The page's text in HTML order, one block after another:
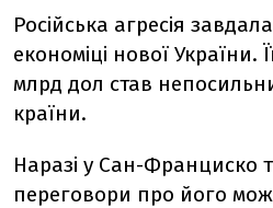
Російська агресія
економіці нової України.
млрд дол став
країни.
Наразі у Сан-Франциско
переговори про його